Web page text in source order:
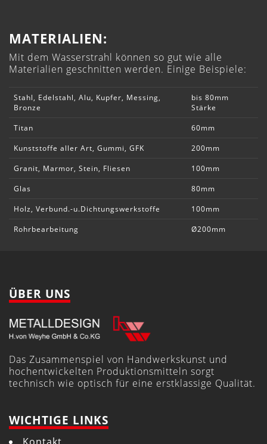
MATERIALIEN:
Mit dem Wasserstrahl können so gut wie alle
Materialien geschnitten werden. Einige Beispiele:
Stahl, Edelstahl, Alu, Kupfer, Messing,
Bronze
bis 80mm
Stärke
Titan
60mm
Kunststoffe aller Art, Gummi, GFK
200mm
Granit, Marmor, Stein, Fliesen
100mm
Glas
80mm
Holz, Verbund.-u.Dichtungswerkstoffe
100mm
Rohrbearbeitung
Ø200mm
ÜBER UNS
Das Zusammenspiel von Handwerkskunst und
hochentwickelten Produktionsmitteln sorgt
technisch wie optisch für eine erstklassige Qualität.
WICHTIGE LINKS